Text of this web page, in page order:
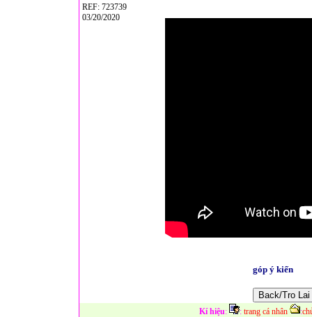
REF: 723739
03/20/2020
góp ý kiến
Kí hiệu: : trang cá nhân :